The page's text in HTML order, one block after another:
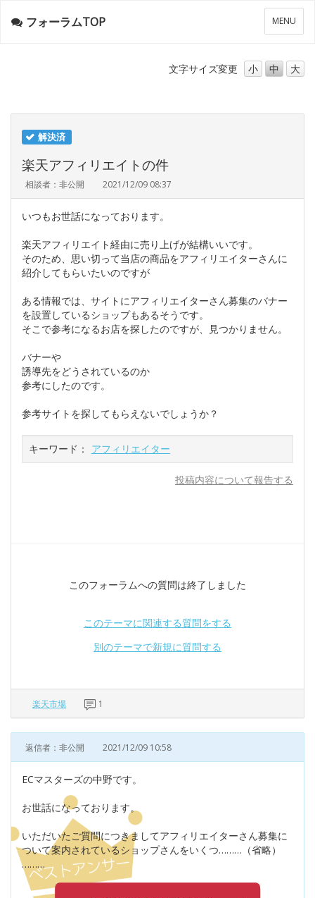
メ
ニ
ー
MENU
フォーラムTOP
文字サイズ変更 小 中 大
解決済
楽天アフィリエイトの件
相談者：非公開 2021/12/09 08:37
いつもお世話になっております。
楽天アフィリエイト経由に売り上げが結構いいです。
そのため、思い切って当店の商品をアフィリエイターさんに
紹介してもらいたいのですが
ある情報では、サイトにアフィリエイターさん募集のバナー
を設置しているショップもあるそうです。
そこで参考になるお店を探したのですが、見つかりません。
バナーや
誘導先をどうされているのか
参考にしたのです。
参考サイトを探してもらえないでしょうか？
キーワード： アフィリエイター
投稿内容について報告する
このフォーラムへの質問は終了しました
このテーマに関連する質問をする
別のテーマで新規に質問する
楽天市場 1
返信者：非公開 2021/12/09 10:58
ECマスターズの中野です。
お世話になっております。
いただいたご質問につきましてアフィリエイターさん募集に
ついて案内されているショップさんをいくつ………（省略）
………